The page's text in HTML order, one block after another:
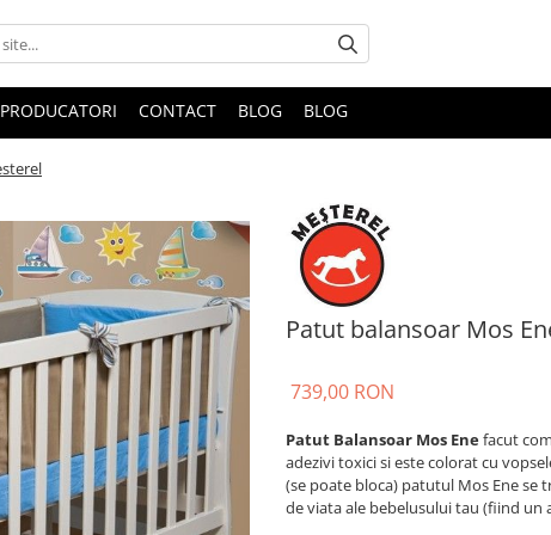
PRODUCATORI CONTACT BLOG BLOG
Patut balansoar Mos
739,00 RON
Patut Balansoar Mos Enefacut
adezivi toxici si este colorat cu
(se poate bloca) patutul Mos Ene
de viata ale bebelusului tau (fiind un